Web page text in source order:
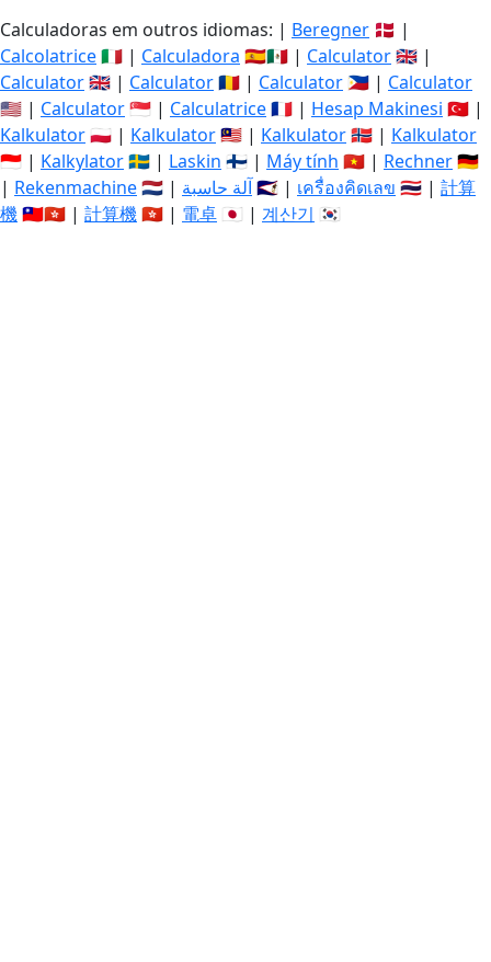
Calculadoras em outros idiomas: | Beregner 🇩🇰 |
Calcolatrice🇮🇹 | Calculadora 🇪🇸🇲🇽 | Calculator🇬🇧 |
Calculator🇬🇧 | Calculator🇷🇴 | Calculator 🇵🇭 | Calculator
🇺🇸 | Calculator🇸🇬 | Calculatrice🇫🇷 | Hesap Makinesi 🇹🇷 |
Kalkulator🇵🇱 | Kalkulator🇲🇾 | Kalkulator🇳🇴 | Kalkulator
🇮🇩 | Kalkylator🇸🇪 | Laskin 🇫🇮 | Máy tính 🇻🇳 | Rechner🇩🇪
| Rekenmachine🇳🇱 | آلة حاسبة🇸🇦 | เครื่องคิดเลข 🇹🇭 | 計算
機🇹🇼🇭🇰 | 計算機🇭🇰 | 電卓 🇯🇵 | 계산기 🇰🇷